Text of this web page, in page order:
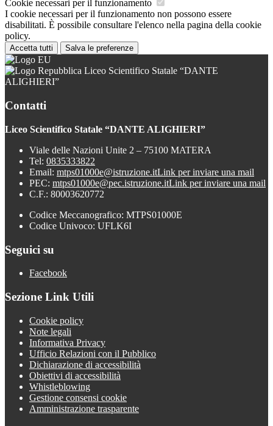
Cookie necessari per il funzionamento
I cookie necessari per il funzionamento non possono essere
disabilitati. È possibile consultare l'elenco nella pagina della cookie
policy.
Accetta tutti Salva le preferenze
Liceo Scientifico Statale “DANTE
ALIGHIERI”
Contatti
Liceo Scientifico Statale “DANTE ALIGHIERI”
Viale delle Nazioni Unite 2 – 75100 MATERA
Tel: 0835333822
Email: mtps01000e@istruzione.itLink per inviare una mail
PEC: mtps01000e@pec.istruzione.itLink per inviare una mail
C.F.: 80003620772
Codice Meccanografico: MTPS01000E
Codice Univoco: UFLK6I
Seguici su
Facebook
Sezione Link Utili
Cookie policy
Note legali
Informativa Privacy
Ufficio Relazioni con il Pubblico
Dichiarazione di accessibilità
Obiettivi di accessibilità
Whistleblowing
Gestione consensi cookie
Amministrazione trasparente